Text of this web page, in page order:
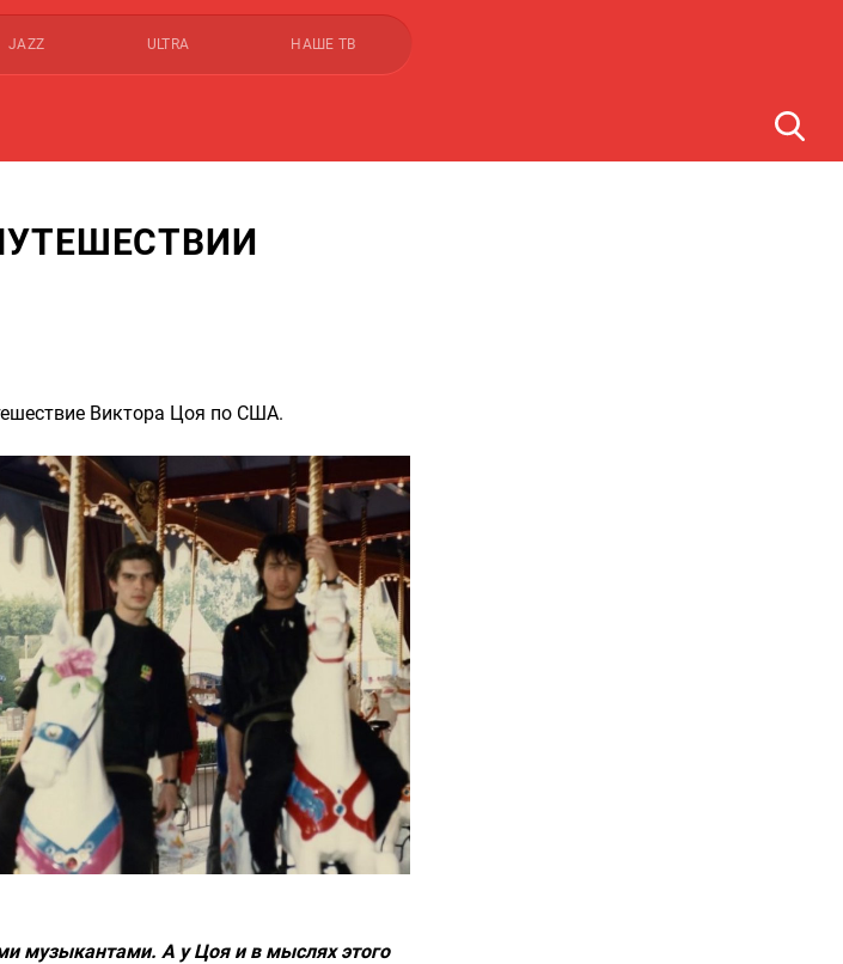
JAZZ ULTRA НАШЕ ТВ
Виктора Цоя по США.
музыкантами. А у Цоя и в мыслях этого